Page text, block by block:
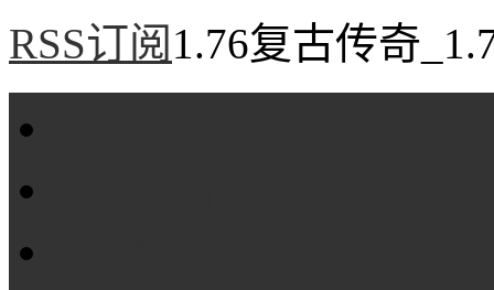
RSS订阅 1.76复古传奇